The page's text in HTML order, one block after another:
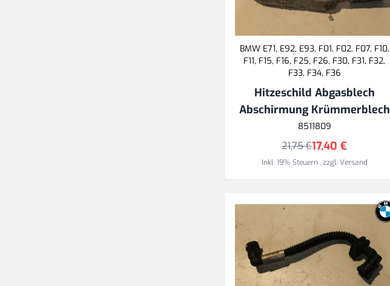
BMW E71, E92, E93, F01, F02, F07, F10,
F11, F15, F16, F25, F26, F30, F31, F32,
F33, F34, F36
Hitzeschild Abgasblech
Abschirmung Krümmerblech
8511809
17,40 €
21,75 €
Inkl. 19% Steuern,zzgl.Versand